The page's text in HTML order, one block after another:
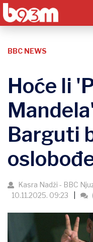
BBC NEWS
Hoće li
Barguti
Kasra Nadži - BBC
10.11.2025. 09:23